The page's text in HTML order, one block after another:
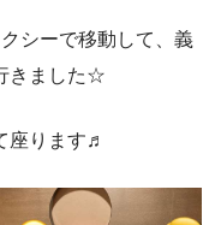
シーで移動して、義
きました☆
座ります♬